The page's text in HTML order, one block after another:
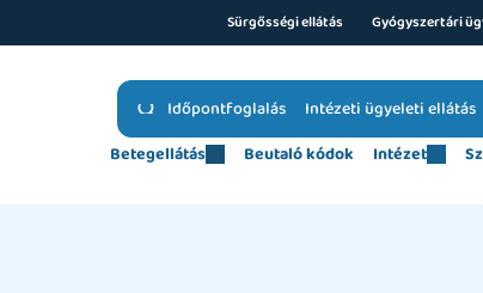
Sürgősségi ellátás Gyógyszertári
Időpontfoglalás Intézeti ügyeleti ellátás
Betegellátás
Beutaló kódok Intézet